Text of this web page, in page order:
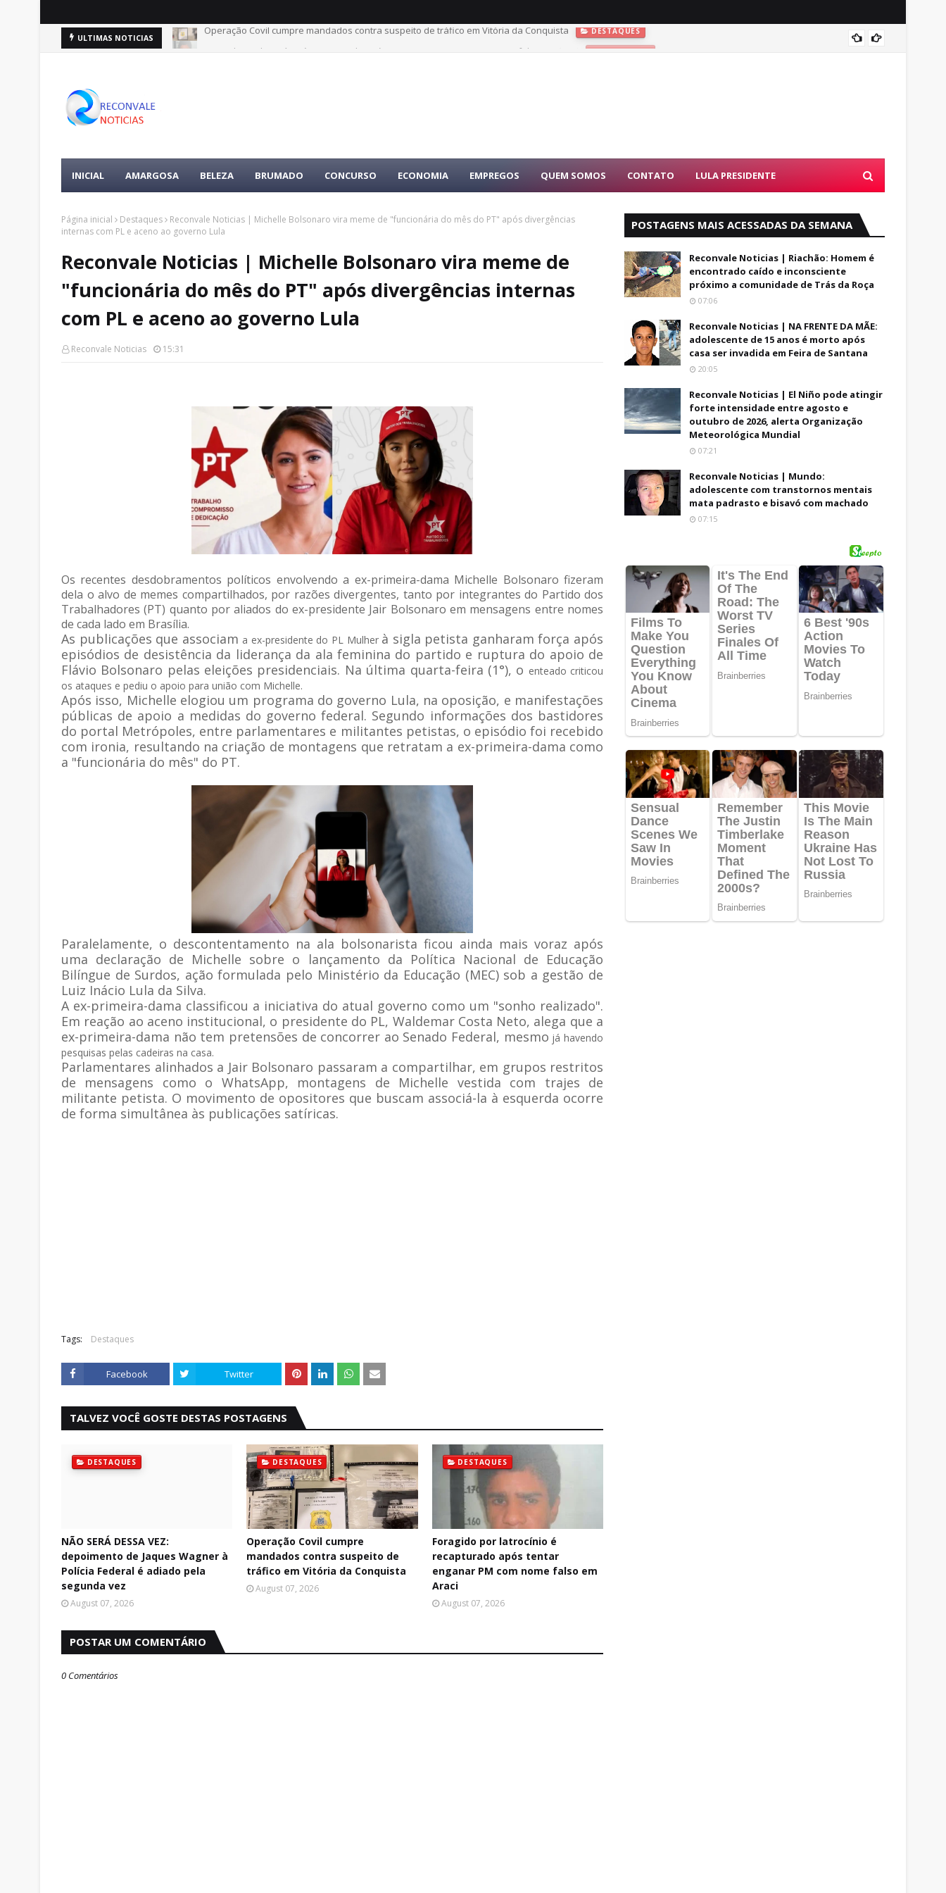
ULTIMAS NOTICIAS Foragido por latrocínio é recapturado após tentar enganar PM com nome falso em Araci DESTAQUES
INICIAL AMARGOSA BELEZA BRUMADO CONCURSO ECONOMIA EMPREGOS QUEM SOMOS CONTATO LULA PRESIDENTE
Página inicial Destaques
Reconvale Noticias | Michelle Bolsonaro vira meme de "funcionária do mês do PT" após divergências
internas com PL e aceno ao governo Lula
Reconvale Noticias | Michelle Bolsonaro vira meme de
"funcionária do mês do PT" após divergências internas
com PL e aceno ao governo Lula
Reconvale Noticias 15:31
Os recentes desdobramentos políticos envolvendo a ex-primeira-dama Michelle Bolsonaro fizeram
dela o alvo de memes compartilhados, por razões divergentes, tanto por integrantes do Partido dos
Trabalhadores (PT) quanto por aliados do ex-presidente Jair Bolsonaro em mensagens entre nomes
de cada lado em Brasília.
As publicações que associam a ex-presidente do PL Mulher à sigla petista ganharam força após
episódios de desistência da liderança da ala feminina do partido e ruptura do apoio de
Flávio Bolsonaro pelas eleições presidenciais. Na última quarta-feira (1°), o enteado criticou
os ataques e pediu o apoio para união com Michelle.
Após isso, Michelle elogiou um programa do governo Lula, na oposição, e manifestações
públicas de apoio a medidas do governo federal. Segundo informações dos bastidores
do portal Metrópoles, entre parlamentares e militantes petistas, o episódio foi recebido
com ironia, resultando na criação de montagens que retratam a ex-primeira-dama como
a "funcionária do mês" do PT.
Paralelamente, o descontentamento na ala bolsonarista ficou ainda mais voraz após
uma declaração de Michelle sobre o lançamento da Política Nacional de Educação
Bilíngue de Surdos, ação formulada pelo Ministério da Educação (MEC) sob a gestão de
Luiz Inácio Lula da Silva.
A ex-primeira-dama classificou a iniciativa do atual governo como um "sonho realizado".
Em reação ao aceno institucional, o presidente do PL, Waldemar Costa Neto, alega que a
ex-primeira-dama não tem pretensões de concorrer ao Senado Federal, mesmo já havendo
pesquisas pelas cadeiras na casa.
Parlamentares alinhados a Jair Bolsonaro passaram a compartilhar, em grupos restritos
de mensagens como o WhatsApp, montagens de Michelle vestida com trajes de
militante petista. O movimento de opositores que buscam associá-la à esquerda ocorre
de forma simultânea às publicações satíricas.
Tags: Destaques
Facebook Twitter
TALVEZ VOCÊ GOSTE DESTAS POSTAGENS
DESTAQUES
NÃO SERÁ DESSA VEZ:
depoimento de Jaques Wagner à
Polícia Federal é adiado pela
segunda vez
August 07, 2026
DESTAQUES
Operação Covil cumpre
mandados contra suspeito de
tráfico em Vitória da Conquista
August 07, 2026
DESTAQUES
Foragido por latrocínio é
recapturado após tentar
enganar PM com nome falso em
Araci
August 07, 2026
POSTAR UM COMENTÁRIO
0 Comentários
POSTAGENS MAIS ACESSADAS DA SEMANA
Reconvale Noticias | Riachão: Homem é
encontrado caído e inconsciente
próximo a comunidade de Trás da Roça
07:06
Reconvale Noticias | NA FRENTE DA MÃE:
adolescente de 15 anos é morto após
casa ser invadida em Feira de Santana
20:05
Reconvale Noticias | El Niño pode atingir
forte intensidade entre agosto e
outubro de 2026, alerta Organização
Meteorológica Mundial
07:21
Reconvale Noticias | Mundo:
adolescente com transtornos mentais
mata padrasto e bisavó com machado
07:15